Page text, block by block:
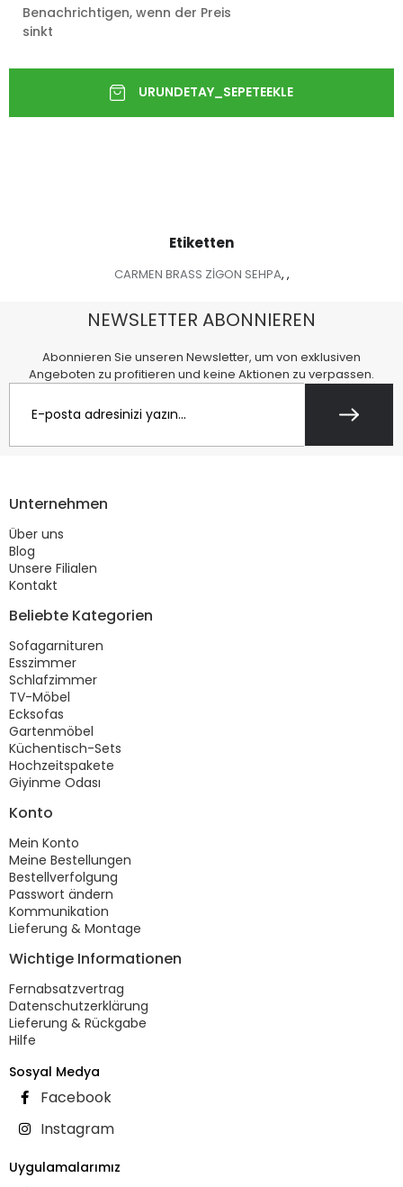
Benachrichtigen, wenn der Preis
sinkt
Etiketten
CARMEN BRASS ZİGON SEHPA, ,
NEWSLETTER ABONNIEREN
Abonnieren Sie unseren Newsletter, um von exklusiven
Angeboten zu profitieren und keine Aktionen zu verpassen.
Unternehmen
Über uns
Blog
Unsere Filialen
Kontakt
Beliebte Kategorien
Sofagarnituren
Esszimmer
Schlafzimmer
TV-Möbel
Ecksofas
Gartenmöbel
Küchentisch-Sets
Hochzeitspakete
Giyinme Odası
Konto
Mein Konto
Meine Bestellungen
Bestellverfolgung
Passwort ändern
Kommunikation
Lieferung & Montage
Wichtige Informationen
Fernabsatzvertrag
Datenschutzerklärung
Lieferung & Rückgabe
Hilfe
Sosyal Medya
Facebook
Instagram
Uygulamalarımız